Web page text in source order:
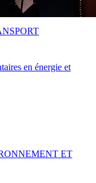
en énergie et
ET